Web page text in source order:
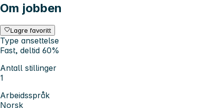
Om jobben
Lagre favoritt
Type ansettelse
Fast, deltid 60%
Antall stillinger
1
Arbeidsspråk
Norsk